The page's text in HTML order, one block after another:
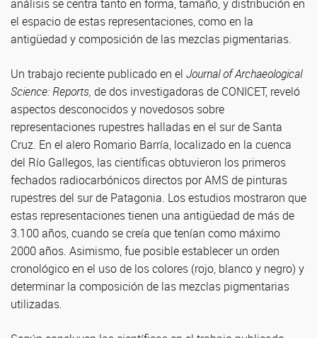
análisis se centra tanto en forma, tamaño, y distribución en
el espacio de estas representaciones, como en la
antigüedad y composición de las mezclas pigmentarias.
Un trabajo reciente publicado en el Journal of Archaeological
Science: Reports, de dos investigadoras de CONICET, reveló
aspectos desconocidos y novedosos sobre
representaciones rupestres halladas en el sur de Santa
Cruz. En el alero Romario Barría, localizado en la cuenca
del Río Gallegos, las científicas obtuvieron los primeros
fechados radiocarbónicos directos por AMS de pinturas
rupestres del sur de Patagonia. Los estudios mostraron que
estas representaciones tienen una antigüedad de más de
3.100 años, cuando se creía que tenían como máximo
2000 años. Asimismo, fue posible establecer un orden
cronológico en el uso de los colores (rojo, blanco y negro) y
determinar la composición de las mezclas pigmentarias
utilizadas.